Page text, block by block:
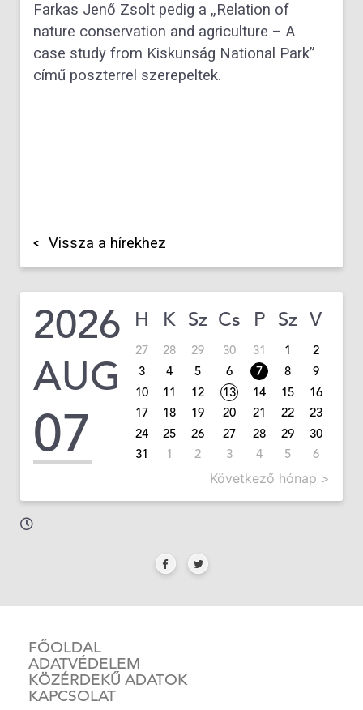
Farkas Jenő Zsolt pedig a „Relation of
nature conservation and agriculture – A
case study from Kiskunság National Park”
című poszterrel szerepeltek.
Vissza a hírekhez
2026
AUG
07
H K Sz Cs P Sz V
27 28 29 30 31 1
2
3
4 5 6 7 8
9
10
11 12 13 14 15
16
17
18 19 20 21 22
23
24
25 26 27 28 29
30
31
1 2 3 4 5 6
Következő hónap >
FŐOLDAL
ADATVÉDELEM
KÖZÉRDEKŰ ADATOK
KAPCSOLAT